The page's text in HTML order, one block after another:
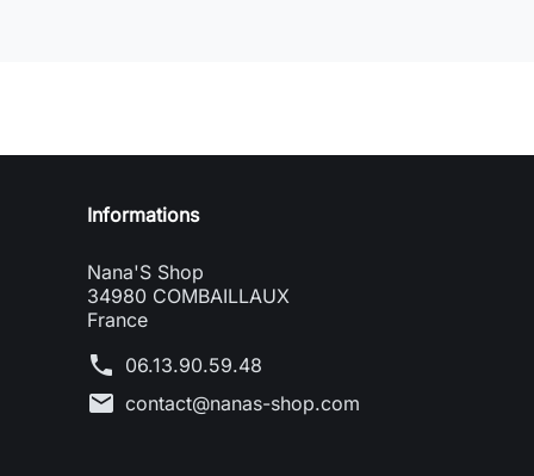
Informations
Nana'S Shop
34980 COMBAILLAUX
France
phone 06.13.90.59.48
mail contact@nanas-shop.com